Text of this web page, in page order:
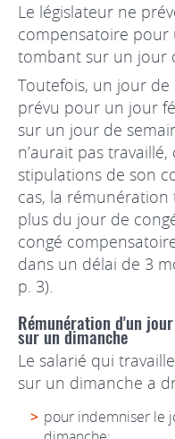
Le législateur ne
compensatoire pour
tombant sur un jour
Toutefois, un jour
prévu pour un jour
sur un jour de
n’aurait pas
stipulations de son
cas, la rémunération
plus du jour de
congé
dans un délai de 3
p. 3).
Rémunération d'un
sur un dimanche
Le salarié qui
sur un dimanche a
pour indemniser le